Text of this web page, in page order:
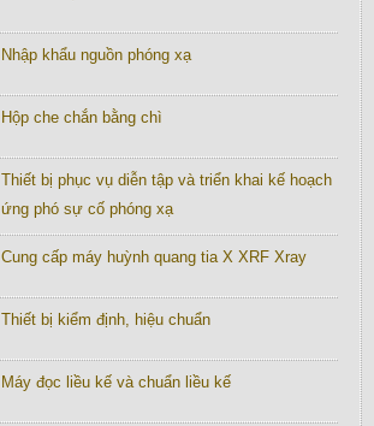
Nhập khẩu nguồn phóng xạ
Hộp che chắn bằng chì
Thiết bị phục vụ diễn tập và triển khai kế hoạch
ứng phó sự cố phóng xạ
Cung cấp máy huỳnh quang tia X XRF Xray
Thiết bị kiểm định, hiệu chuẩn
Máy đọc liều kế và chuẩn liều kế